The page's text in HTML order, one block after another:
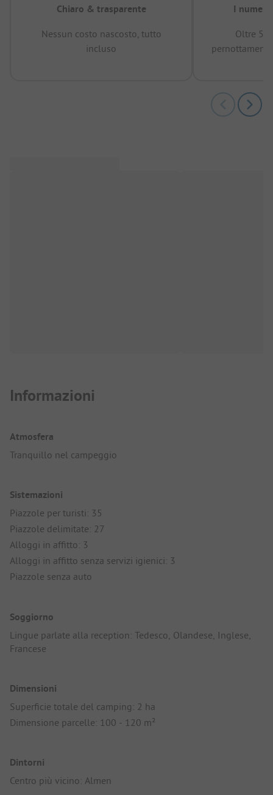
Chiaro & trasparente
Nessun costo nascosto, tutto
incluso
I numeri
Oltre
Informazioni
Atmosfera
Tranquillo nel campeggio
Sistemazioni
Piazzole per turisti: 35
Piazzole delimitate: 27
Alloggi in affitto: 3
Alloggi in affitto senza servizi igienici: 3
Piazzole senza auto
Soggiorno
Lingue parlate alla reception: Tedesco, Olandese, Inglese,
Francese
Dimensioni
Superficie totale del camping: 2 ha
Dimensione parcelle: 100 - 120 m²
Dintorni
Centro più vicino: Almen